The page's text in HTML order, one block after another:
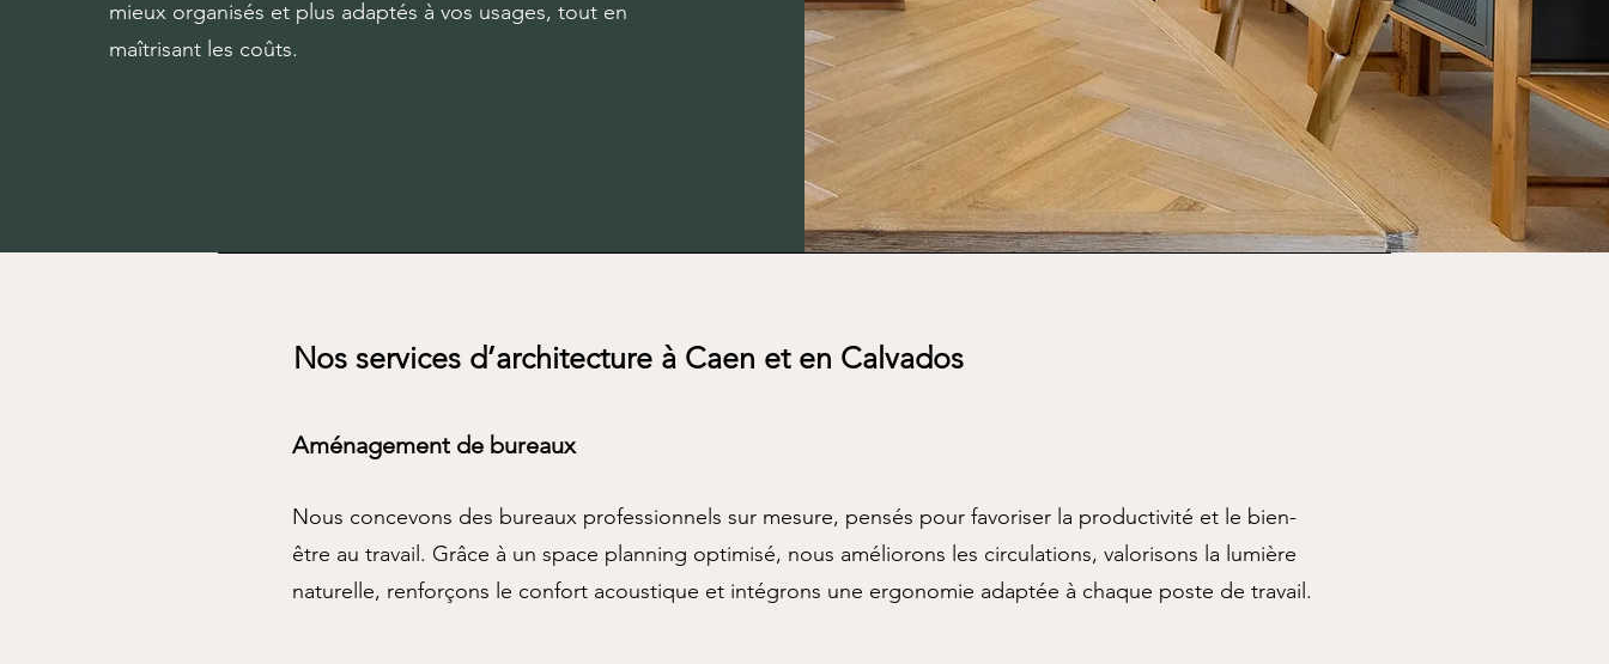
mieux organisés et plus adaptés à vos usages, tout en
maîtrisant les coûts.
Nos services d’architecture à Caen et en Calvados
Aménagement de bureaux
Nous concevons des bureaux professionnels sur mesure, pensés pour favoriser la productivité et le bien-
être au travail. Grâce à un space planning optimisé, nous améliorons les circulations, valorisons la lumière
naturelle, renforçons le confort acoustique et intégrons une ergonomie adaptée à chaque poste de travail.